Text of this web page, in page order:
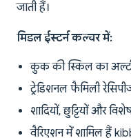
जाती हैं।
मिडल ईस्टर्न कल्चर में:
कुक की स्किल का
ट्रेडिशनल फैमिली
शादियों, छुट्टियों और
वैरिएशन में शामिल हैं